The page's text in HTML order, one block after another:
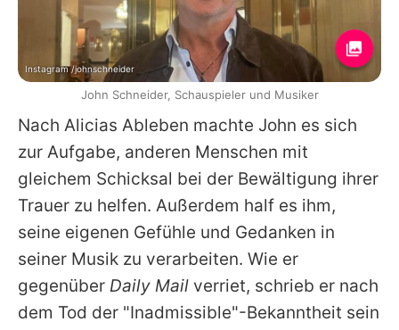
Nach Alicias Ableben machte John es sich
zur Aufgabe, anderen Menschen mit
gleichem Schicksal bei der Bewältigung ihrer
Trauer zu helfen. Außerdem half es ihm,
seine eigenen Gefühle und Gedanken in
seiner Musik zu verarbeiten. Wie er
gegenüber Daily Mail verriet, schrieb er nach
dem Tod der "Inadmissible"-Bekanntheit sein
Instagram /johnschneider
John Schneider, Schauspieler und Musiker